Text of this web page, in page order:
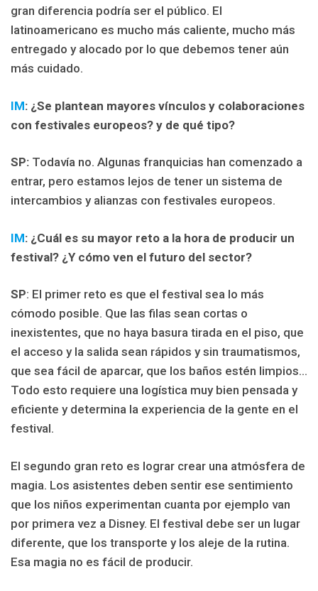
gran diferencia podría ser el público. El
latinoamericano es mucho más caliente, mucho más
entregado y alocado por lo que debemos tener aún
más cuidado.
IM: ¿Se plantean mayores vínculos y colaboraciones
con festivales europeos? y de qué tipo?
SP: Todavía no. Algunas franquicias han comenzado a
entrar, pero estamos lejos de tener un sistema de
intercambios y alianzas con festivales europeos.
IM: ¿Cuál es su mayor reto a la hora de producir un
festival? ¿Y cómo ven el futuro del sector?
SP: El primer reto es que el festival sea lo más
cómodo posible. Que las filas sean cortas o
inexistentes, que no haya basura tirada en el piso, que
el acceso y la salida sean rápidos y sin traumatismos,
que sea fácil de aparcar, que los baños estén limpios…
Todo esto requiere una logística muy bien pensada y
eficiente y determina la experiencia de la gente en el
festival.
El segundo gran reto es lograr crear una atmósfera de
magia. Los asistentes deben sentir ese sentimiento
que los niños experimentan cuanta por ejemplo van
por primera vez a Disney. El festival debe ser un lugar
diferente, que los transporte y los aleje de la rutina.
Esa magia no es fácil de producir.